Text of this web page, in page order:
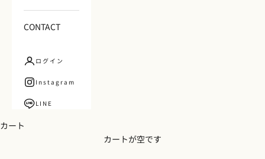
CONTACT
ログイン
Instagram
LINE
カート
カートが空です